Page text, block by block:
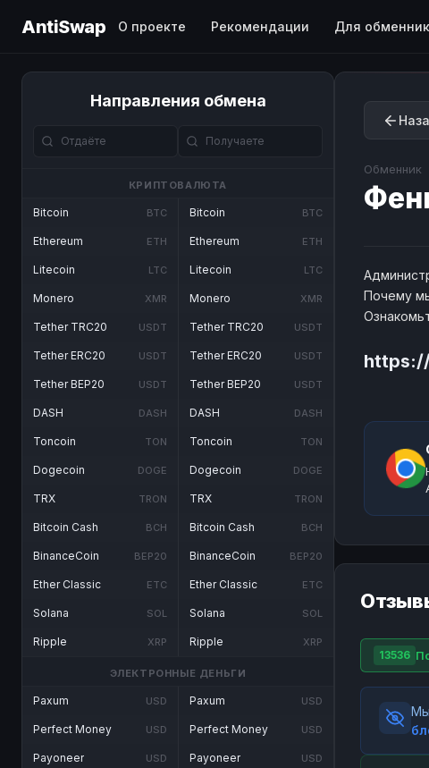
AntiSwap О проекте Рекомендации Для
Направления обмена
КРИПТОВАЛЮТА
Bitcoin BTC
Ethereum ETH
Litecoin LTC
Monero XMR
Tether TRC20 USDT
Tether ERC20 USDT
Tether BEP20 USDT
DASH DASH
Toncoin TON
Dogecoin DOGE
TRX TRON
Bitcoin Cash BCH
BinanceCoin BEP20
Ether Classic ETC
Solana SOL
Ripple XRP
Bitcoin BTC
Ethereum ETH
Litecoin LTC
Monero XMR
Tether TRC20 USDT
Tether ERC20 USDT
Tether BEP20 USDT
DASH DASH
Toncoin TON
Dogecoin DOGE
TRX TRON
Bitcoin Cash BCH
BinanceCoin BEP20
Ether Classic ETC
Solana SOL
Ripple XRP
ЭЛЕКТРОННЫЕ ДЕНЬГИ
Paxum USD
Perfect Money USD
Payoneer USD
Paxum USD
Perfect Money USD
Payoneer USD
Обменник
Почему
13536
Мы